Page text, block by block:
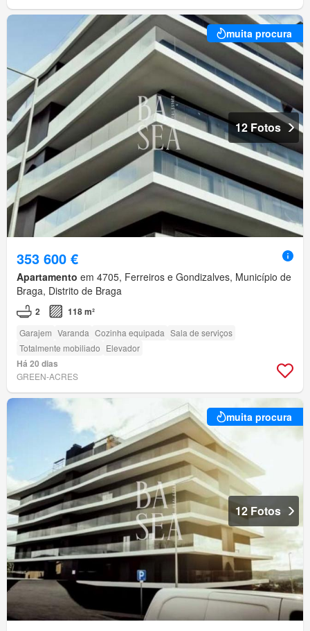
muita procura
12 Fotos
353 600 €
Apartamento em 4705, Ferreiros e Gondizalves, Município de
Braga, Distrito de Braga
2 118 m²
Garajem Varanda Cozinha equipada Sala de serviços
Totalmente mobiliado Elevador
Há 20 dias
GREEN-ACRES
muita procura
12 Fotos